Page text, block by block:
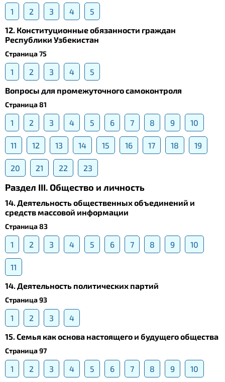
1 2 3 4
5
12. Конституционные обязанности граждан
Республики Узбекистан
Страница 75
1 2 3 4
5
Вопросы для промежуточного самоконтроля
Страница 81
1 2 3 4 5 6 7 8 9 10
11 12 13 14 15 16 17 18 19
20 21 22 23
Раздел III. Общество и личность
14. Деятельность общественных объединений и
средств массовой информации
Страница 83
1 2 3 4 5 6 7 8 9 10
11
14. Деятельность политических партий
Страница 93
1 2 3
4
15. Семья как основа настоящего и будущего общества
Страница 97
1 2 3 4 5 6 7 8 9 10